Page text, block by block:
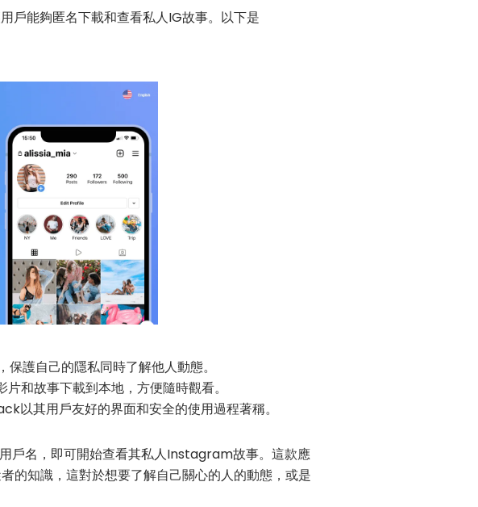
戶能夠匿名下載和查看私人IG故事。以下是
護自己的隱私同時了解他人動態。
和故事下載到本地，方便隨時觀看。
其用戶友好的界面和安全的使用過程著稱。
戶名，即可開始查看其私人Instagram故事。這款應
的知識，這對於想要了解自己關心的人的動態，或是